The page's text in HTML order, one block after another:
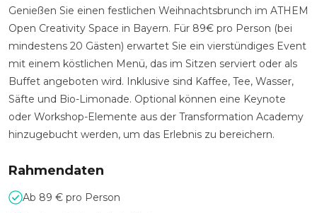
Genießen Sie einen festlichen Weihnachtsbrunch im ATHEM
Open Creativity Space in Bayern. Für 89€ pro Person (bei
mindestens 20 Gästen) erwartet Sie ein vierstündiges Event
mit einem köstlichen Menü, das im Sitzen serviert oder als
Buffet angeboten wird. Inklusive sind Kaffee, Tee, Wasser,
Säfte und Bio-Limonade. Optional können eine Keynote
oder Workshop-Elemente aus der Transformation Academy
hinzugebucht werden, um das Erlebnis zu bereichern.
Rahmendaten
Ab 89 € pro Person